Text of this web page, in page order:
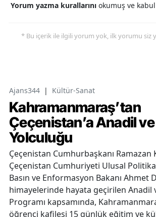
Yorum yazma kurallarını okumuş ve kabul
* Bu içerik ile ilgili yorum yok, ilk yorumu siz
Ajans344 | Kültür-Sanat
Kahramanmaraş’tan
Çeçenistan’a Anadil
Yolculuğu
Çeçenistan Cumhurbaşkanı Ramazan
Çeçenistan Cumhuriyeti Ulusal
Basın ve Enformasyon Bakanı Ahmet
himayelerinde hayata geçirilen Anadil
Programı kapsamında,
öğrenci kafilesi 15 günlük eğitim ve